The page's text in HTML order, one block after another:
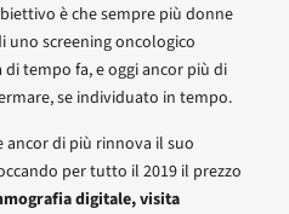
è che sempre più donne
uno screening oncologico
tempo fa, e oggi ancor più di
se individuato in tempo.
ancor di più rinnova il suo
per tutto il 2019 il prezzo
digitale, visita